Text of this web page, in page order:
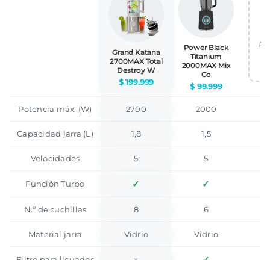
Grand Katana
2700MAX Total
Destroy W
$ 199.999
Power Black
Titanium
2000MAX Mix
Go
$ 99.999
Potencia máx. (W) 2700 2000
Capacidad jarra (L) 1,8 1,5
Velocidades 5 5
Función Turbo ✓ ✓
N.º de cuchillas 8 6
Material jarra Vidrio Vidrio